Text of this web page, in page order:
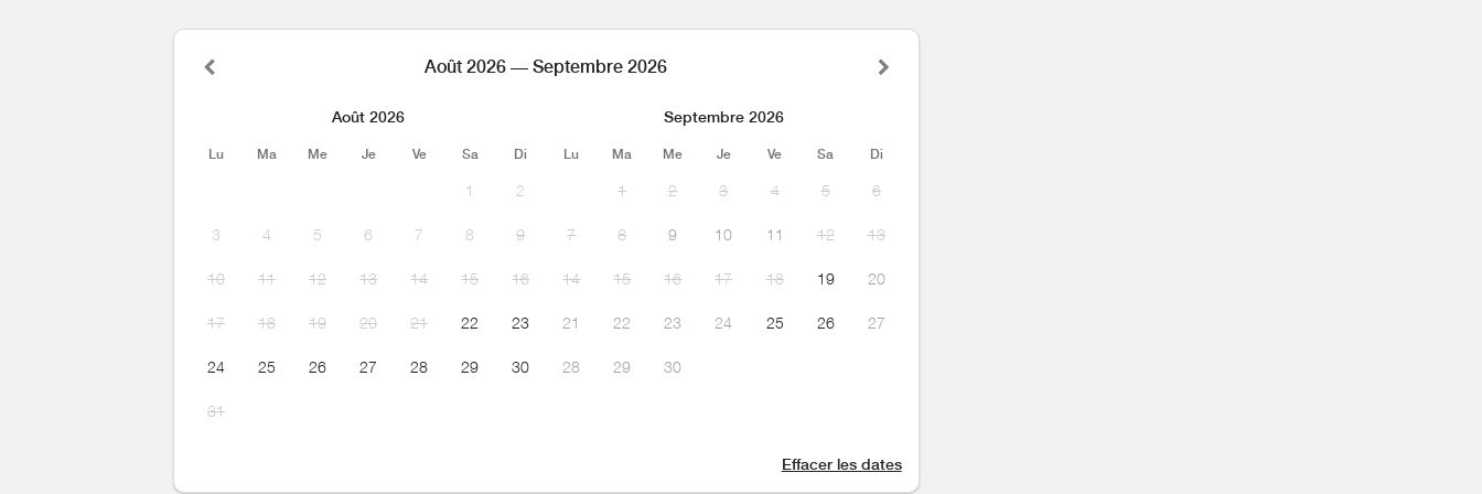
Août 2026 — Septembre 2026
Août 2026
Lu Ma Me Je Ve Sa Di
1 2
3 4 5 6 7 8 9
10 11 12 13 14 15 16
17 18 19 20 21 22 23
24 25 26 27 28 29 30
31
Septembre 2026
Lu Ma Me Je Ve Sa Di
1 2 3 4 5 6
7 8 9 10 11 12 13
14 15 16 17 18 19 20
21 22 23 24 25 26 27
28 29 30
Effacer les dates